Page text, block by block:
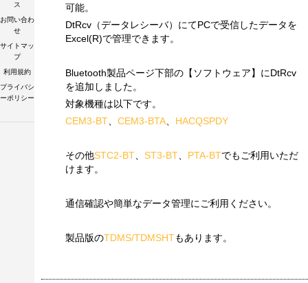
ス
お問い合わ
せ
サイトマッ
プ
利用規約
プライバシ
ーポリシー
可能。
DtRcv（データレシーバ）にてPCで受信したデータを
Excel(R)で管理できます。
Bluetooth製品ページ下部の【ソフトウェア】にDtRcv
を追加しました。
対象機種は以下です。
CEM3-BT
CEM3-BTA HACQSPDY
その他STC2-BT ST3-BT PTA-BTでもご利用いただ
けます。
通信確認や簡単なデータ管理にご利用ください。
製品版のTDMS/TDMSHTもあります。